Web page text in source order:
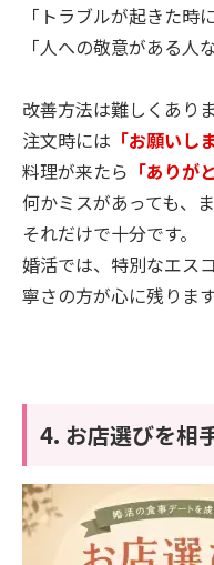
「トラブルが起きた時
「人への敬意がある人
改善方法は難しくあり
注文時には 「お願いし
料理が来たら 「ありが
何かミスがあっても、
それだけで十分です。
婚活では、特別なエス
寧さの方が心に残ります
4. お店選びを相